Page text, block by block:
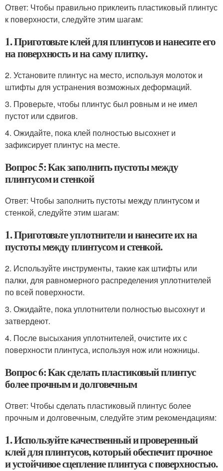
Ответ: Чтобы правильно приклеить пластиковый плинтус
к поверхности, следуйте этим шагам:
1. Приготовьте клей для плинтусов и нанесите его
на поверхность и на саму плитку.
2. Установите плинтус на место, используя молоток и
штифты для устранения возможных деформаций.
3. Проверьте, чтобы плинтус был ровным и не имел
пустот или сдвигов.
4. Ожидайте, пока клей полностью высохнет и
зафиксирует плинтус на месте.
Вопрос 5: Как заполнить пустоты между
плинтусом и стенкой
Ответ: Чтобы заполнить пустоты между плинтусом и
стенкой, следуйте этим шагам:
1. Приготовьте уплотнители и нанесите их на
пустоты между плинтусом и стенкой.
2. Используйте инструменты, такие как штифты или
палки, для равномерного распределения уплотнителей
по всей поверхности.
3. Ожидайте, пока уплотнители полностью высохнут и
затвердеют.
4. После высыхания уплотнителей, очистите их с
поверхности плинтуса, используя нож или ножницы.
Вопрос 6: Как сделать пластиковый плинтус
более прочным и долговечным
Ответ: Чтобы сделать пластиковый плинтус более
прочным и долговечным, следуйте этим рекомендациям:
1. Используйте качественный и проверенный
клей для плинтусов, который обеспечит прочное
и устойчивое сцепление плинтуса с поверхностью.